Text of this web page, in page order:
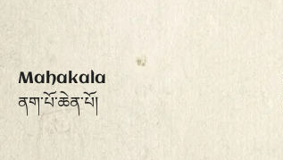
Mahakala
ནག་པོ་ཆེན་པོ།